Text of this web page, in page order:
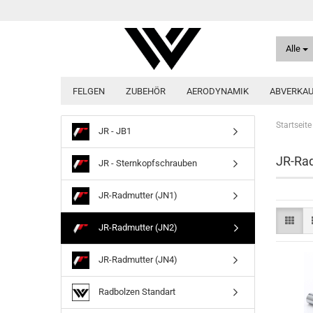
Alle
FELGEN ZUBEHÖR AERODYNAMIK
Startseite
JR-
JR - JB1
JR - Sternkopfschrauben
JR-Radmutter (JN1)
JR-Radmutter (JN2)
JR-Radmutter (JN4)
Radbolzen Standart